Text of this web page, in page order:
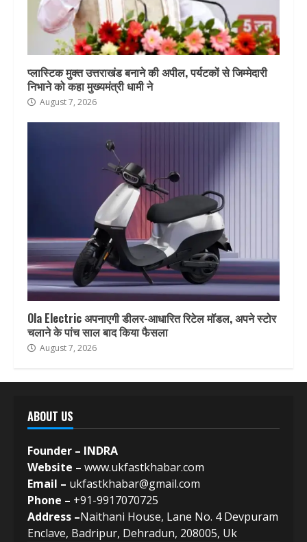
प्लास्टिक मुक्त उत्तराखंड बनाने की अपील, पर्यटकों से जिम्मेदारी
निभाने को कहा मुख्यमंत्री धामी ने
August 7, 2026
Ola Electric अपनाएगी डीलर-आधारित रिटेल मॉडल, अपने स्टोर
चलाने के पांच साल बाद किया फैसला
August 7, 2026
ABOUT US
Founder – INDRA
Website – www.ukfastkhabar.com
Email – ukfastkhabar@gmail.com
Phone – +91-9917070725
Address –Naithani House, Lane No. 4 Devpuram
Enclave, Badripur, Dehradun, 208005, Uk